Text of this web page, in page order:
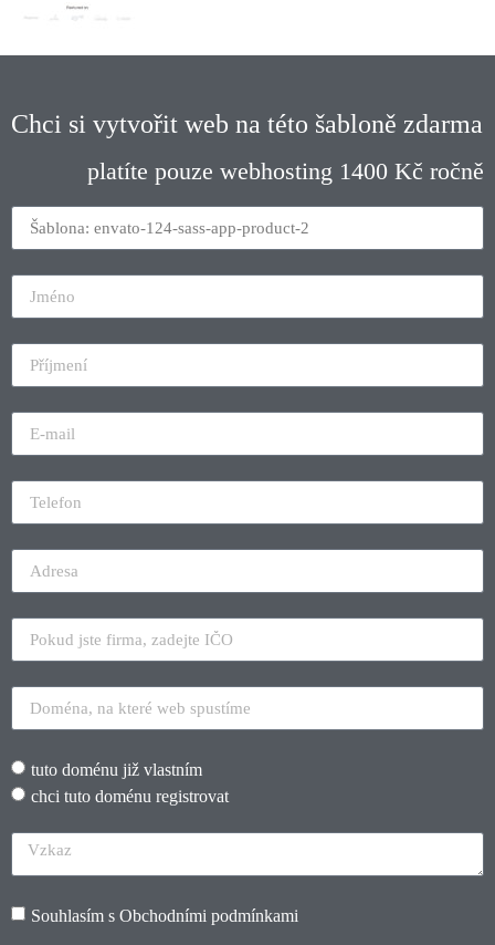
Chci si vytvořit web na této šabloně zdarma
platíte pouze webhosting 1400 Kč ročně
tuto doménu již vlastním
chci tuto doménu registrovat
Souhlasím s Obchodními podmínkami